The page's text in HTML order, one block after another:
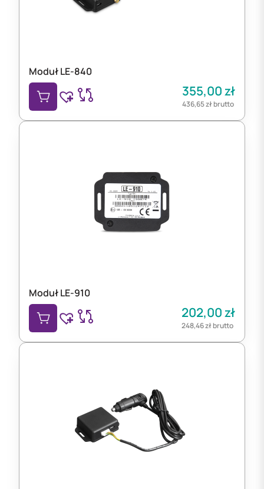
Moduł LE-840
355,00 zł
436,65złbrutto
Moduł LE-910
202,00 zł
248,46złbrutto